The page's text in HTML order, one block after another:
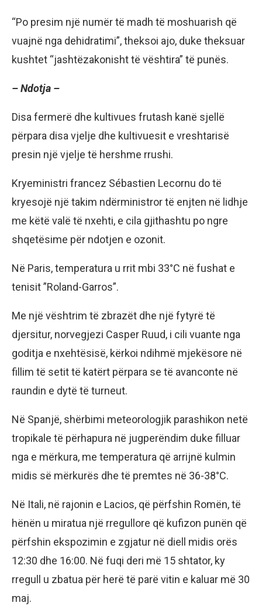
“Po presim një numër të madh të moshuarish që
vuajnë nga dehidratimi”, theksoi ajo, duke theksuar
kushtet “jashtëzakonisht të vështira” të punës.
– Ndotja –
Disa fermerë dhe kultivues frutash kanë sjellë
përpara disa vjelje dhe kultivuesit e vreshtarisë
presin një vjelje të hershme rrushi.
Kryeministri francez Sébastien Lecornu do të
kryesojë një takim ndërministror të enjten në lidhje
me këtë valë të nxehti, e cila gjithashtu po ngre
shqetësime për ndotjen e ozonit.
Në Paris, temperatura u rrit mbi 33°C në fushat e
tenisit ”Roland-Garros”.
Me një vështrim të zbrazët dhe një fytyrë të
djersitur, norvegjezi Casper Ruud, i cili vuante nga
goditja e nxehtësisë, kërkoi ndihmë mjekësore në
fillim të setit të katërt përpara se të avanconte në
raundin e dytë të turneut.
Në Spanjë, shërbimi meteorologjik parashikon netë
tropikale të përhapura në jugperëndim duke filluar
nga e mërkura, me temperatura që arrijnë kulmin
midis së mërkurës dhe të premtes në 36-38°C.
Në Itali, në rajonin e Lacios, që përfshin Romën, të
hënën u miratua një rregullore që kufizon punën që
përfshin ekspozimin e zgjatur në diell midis orës
12:30 dhe 16:00. Në fuqi deri më 15 shtator, ky
rregull u zbatua për herë të parë vitin e kaluar më 30
maj.